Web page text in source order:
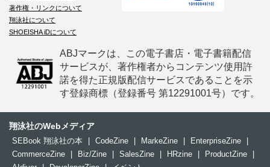
著作権・リンクについて
翔泳社について
SHOEISHA iDについて
ABJマークは、この電子書店・電子書籍配信
サービスが、著作権者からコンテンツ使用許
諾を得た正規版配信サービスであることを示
す登録商標（登録番号 第12291001号）です。
翔泳社のWebメディア
SEBook 翔泳社の本 CodeZine MarkeZine EnterpriseZine
CommerceZine
Biz/Zine SalesZine HRzine ProductZine